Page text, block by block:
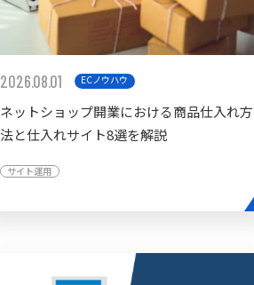
2026.08.01 ECノウハウ
ネットショップ開業における商品仕入れ方
法と仕入れサイト8選を解説
サイト運用